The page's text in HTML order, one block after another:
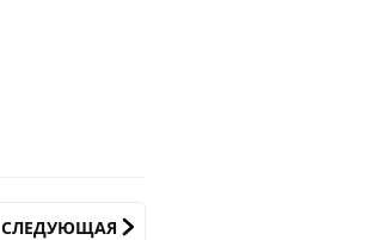
СЛЕДУЮЩАЯ